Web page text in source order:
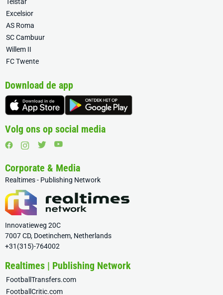
Telstar
Excelsior
AS Roma
SC Cambuur
Willem II
FC Twente
Download de app
Volg ons op social media
Corporate & Media
Realtimes - Publishing Network
Innovatieweg 20C
7007 CD, Doetinchem, Netherlands
+31(315)-764002
Realtimes | Publishing Network
FootballTransfers.com
FootballCritic.com